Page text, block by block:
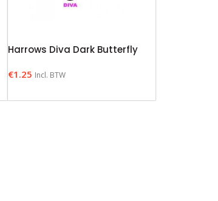
Harrows Diva Dark Butterfly
€1.25 Incl. BTW